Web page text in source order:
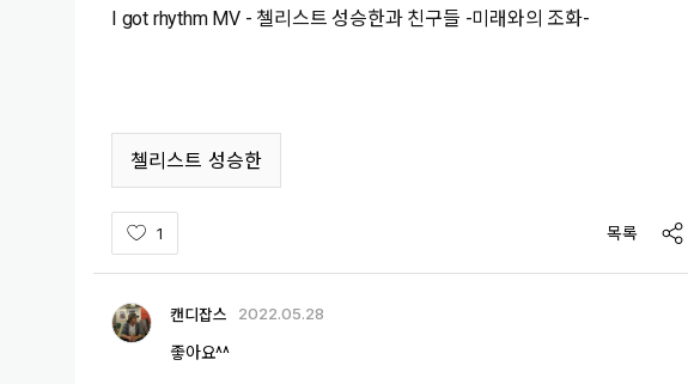
I got rhythm MV - 첼리스트 성승한과 친구들 -미래와의 조화-
첼리스트 성승한
1 목록
캔디잡스 2022.05.28
좋아요^^